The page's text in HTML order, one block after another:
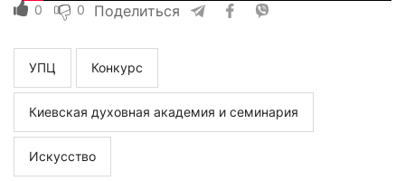
0 0 Поделиться
УПЦ Конкурс
Киевская духовная академия и семинария
Искусство